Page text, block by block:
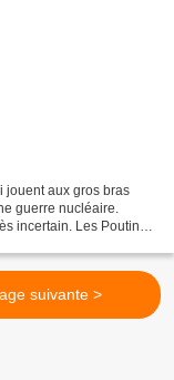
jouent aux gros bras
guerre nucléaire.
incertain. Les Poutine,
suivante >